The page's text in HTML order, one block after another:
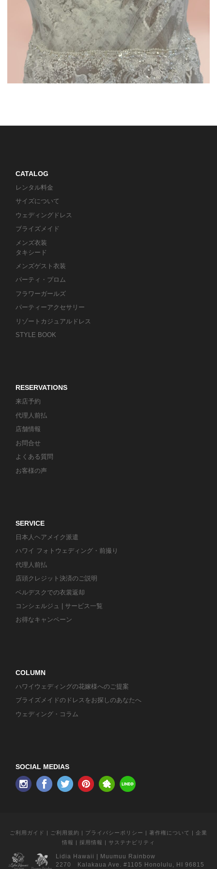
CATALOG
レンタル料金
サイズについて
ウェディングドレス
ブライズメイド
メンズ衣装
タキシード
メンズゲスト衣装
パーティ・プロム
フラワーガールズ
パーティーアクセサリー
リゾートカジュアルドレス
STYLE BOOK
RESERVATIONS
来店予約
代理人前払
店舗情報
お問合せ
よくある質問
お客様の声
SERVICE
日本人ヘアメイク派遣
ハワイ フォトウェディング・前撮り
代理人前払
店頭クレジット決済のご説明
ベルデスクでの衣裳返却
コンシェルジュ | サービス一覧
お得なキャンペーン
COLUMN
ハワイウェディングの花嫁様へのご提案
ブライズメイドのドレスをお探しのあなたへ
ウェディング・コラム
SOCIAL MEDIAS
ご利用ガイド | ご利用規約 | プライバシーポリシー | 著作権について | 企業
情報 | 採用情報 | サステナビリティ
Lidia Hawaii
Muumuu Rainbow
2270 Kalakaua Ave. #1105 Honolulu, HI 96815